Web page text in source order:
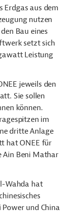
Erdgas aus dem
nutzen
Bau eines
setzt sich
Leistung
jeweils den
Sie sollen
können.
im
dritte Anlage
hat ONEE für
Ain Beni Mathar
Wahda hat
und China